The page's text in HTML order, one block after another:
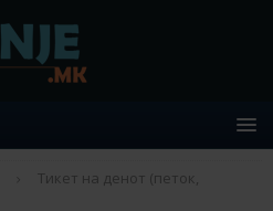
Тикет на денот (петок,